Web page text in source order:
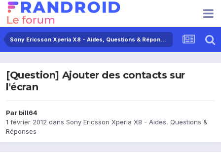
Sony Ericsson Xperia X8 - Aides, Questions & Réponses
[Question] Ajouter des contacts sur
l'écran
Par bill64
1 février 2012 dans Sony Ericsson Xperia X8 - Aides, Questions &
Réponses